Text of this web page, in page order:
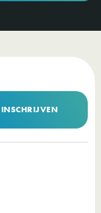
INSCHRIJVEN